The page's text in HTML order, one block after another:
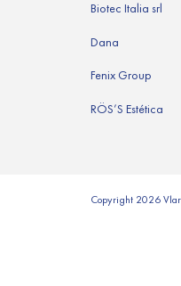
Biotec Italia srl
Dana
Fenix Group
RÖS’S Estética
Copyright 2026